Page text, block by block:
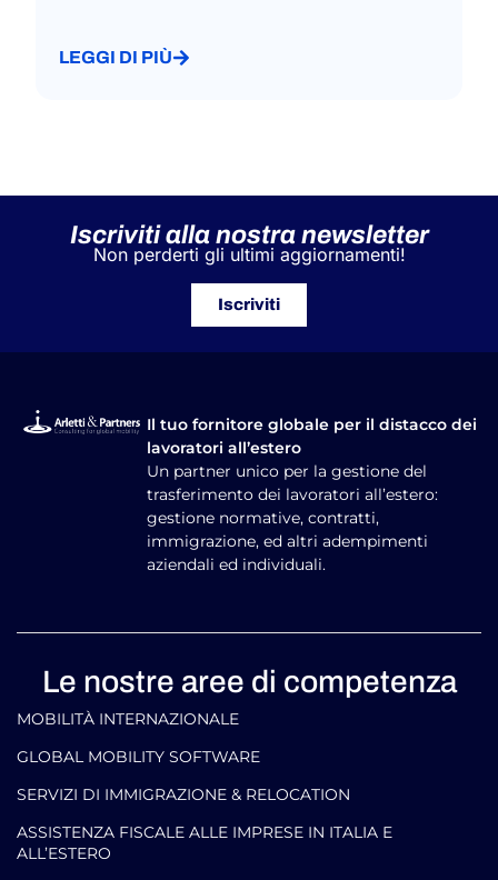
LEGGI DI PIÙ
Iscriviti alla nostra newsletter
Non perderti gli ultimi aggiornamenti!
Iscriviti
Il tuo fornitore globale per il distacco dei
lavoratori all’estero
Un partner unico per la gestione del
trasferimento dei lavoratori all’estero:
gestione normative, contratti,
immigrazione, ed altri adempimenti
aziendali ed individuali.
Le nostre aree di competenza
MOBILITÀ INTERNAZIONALE
GLOBAL MOBILITY SOFTWARE​
SERVIZI DI IMMIGRAZIONE & RELOCATION
ASSISTENZA FISCALE ALLE IMPRESE IN ITALIA E
ALL’ESTERO